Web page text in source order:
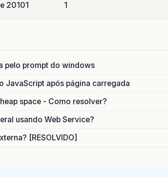
20101 1
pelo prompt do windows
JavaScript após página carregada
space - Como resolver?
usando Web Service?
[RESOLVIDO]